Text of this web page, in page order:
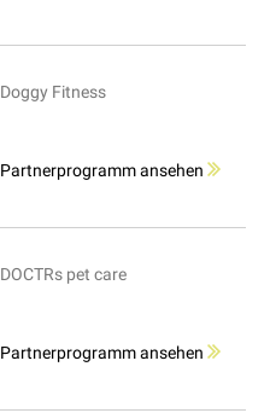
Doggy Fitness
Partnerprogramm ansehen
DOCTRs pet care
Partnerprogramm ansehen